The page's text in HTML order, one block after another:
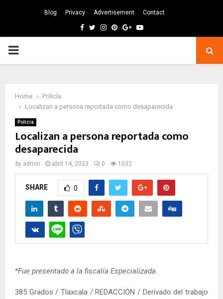
Blog Privacy Advertisement Contact
Facebook
TwitterInstagram
Pinterest
GoogleYoutube
PRIMARY
Home
Policía
Localizan a persona reportada como desaparecida
Policía
Localizan a persona reportada como
desaparecida
by admin abril 14, 2023 0 1032
SHARE 0
*Fue presentado a la fiscalía Especializada.
385 Grados / Tlaxcala / REDACCIÓN / Derivado del trabajo